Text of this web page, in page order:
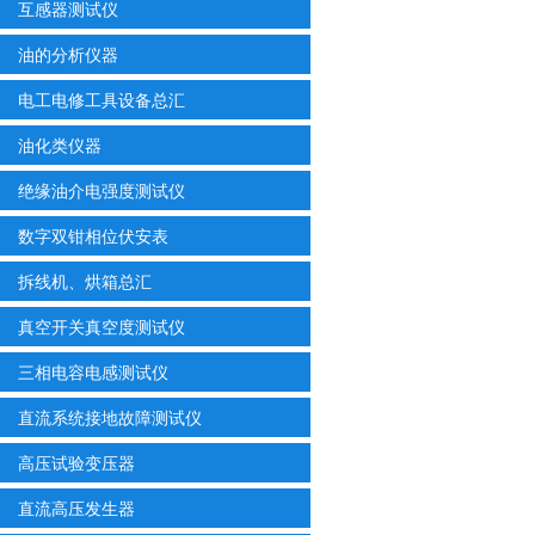
互感器测试仪
油的分析仪器
电工电修工具设备总汇
油化类仪器
绝缘油介电强度测试仪
数字双钳相位伏安表
拆线机、烘箱总汇
真空开关真空度测试仪
三相电容电感测试仪
直流系统接地故障测试仪
高压试验变压器
直流高压发生器